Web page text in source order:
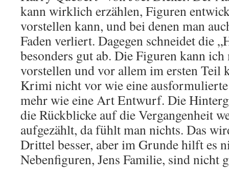
kann wirklich erzählen, Figuren
vorstellen kann, und bei denen man
Faden verliert. Dagegen schneidet die
besonders gut ab. Die Figuren kann
vorstellen und vor allem im ersten Teil
Krimi nicht vor wie eine
mehr wie eine Art Entwurf. Die
die Rückblicke auf die Vergangenheit
aufgezählt, da fühlt man nichts. Das
Drittel besser, aber im Grunde hilft es
Nebenfiguren, Jens Familie, sind nicht